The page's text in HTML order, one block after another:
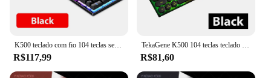
R$117,99 R$81,60